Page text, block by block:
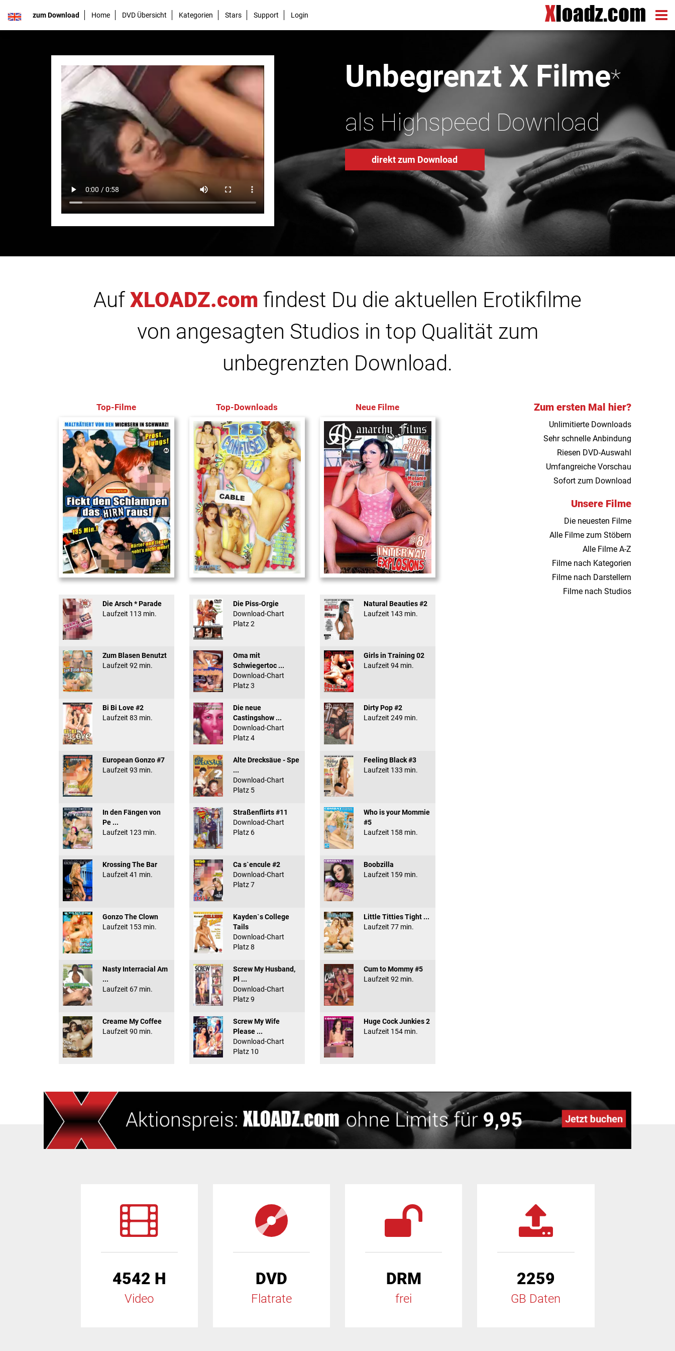
zum Download Home DVD Übersicht Kategorien Stars Support Login
Unbegrenzt X Filme*
als Highspeed Download
direkt zum Download
Auf XLOADZ.com findest Du die aktuellen Erotikfilme
von angesagten Studios in top Qualität zum
unbegrenzten Download.
Top-Filme
Fickt den Schlampen ...
Die Arsch * Parade
Laufzeit 113 min.
Zum Blasen Benutzt
Laufzeit 92 min.
Bi Bi Love #2
Laufzeit 83 min.
European Gonzo #7
Laufzeit 93 min.
In den Fängen von
Pe ...
Laufzeit 123 min.
Krossing The Bar
Laufzeit 41 min.
Gonzo The Clown
Laufzeit 153 min.
Nasty Interracial Am
...
Laufzeit 67 min.
Creame My Coffee
Laufzeit 90 min.
Top-Downloads
18 And Confused #8 - ...
Die Piss-Orgie
Download-Chart
Platz 2
Oma mit
Schwiegertoc ...
Download-Chart
Platz 3
Die neue
Castingshow ...
Download-Chart
Platz 4
Alte Drecksäue - Spe
...
Download-Chart
Platz 5
Straßenflirts #11
Download-Chart
Platz 6
Ca s`encule #2
Download-Chart
Platz 7
Kayden`s College
Tails
Download-Chart
Platz 8
Screw My Husband,
Pl ...
Download-Chart
Platz 9
Screw My Wife
Please ...
Download-Chart
Platz 10
Neue Filme
Internal Explosionen
Natural Beauties #2
Laufzeit 143 min.
Girls in Training 02
Laufzeit 94 min.
Dirty Pop #2
Laufzeit 249 min.
Feeling Black #3
Laufzeit 133 min.
Who is your Mommie
#5
Laufzeit 158 min.
Boobzilla
Laufzeit 159 min.
Little Titties Tight ...
Laufzeit 77 min.
Cum to Mommy #5
Laufzeit 92 min.
Huge Cock Junkies 2
Laufzeit 154 min.
Zum ersten Mal hier?
Unlimitierte Downloads
Sehr schnelle Anbindung
Riesen DVD-Auswahl
Umfangreiche Vorschau
Sofort zum Download
Unsere Filme
Die neuesten Filme
Alle Filme zum Stöbern
Alle Filme A-Z
Filme nach Kategorien
Filme nach Darstellern
Filme nach Studios
4542 H
Video
DVD
Flatrate
DRM
frei
2259
GB Daten